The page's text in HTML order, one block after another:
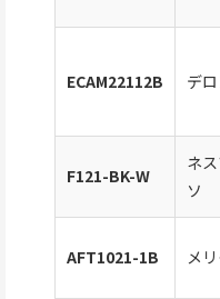
ECAM22112B デ
F121-BK-W
ネ
ソ
AFT1021-1B メ